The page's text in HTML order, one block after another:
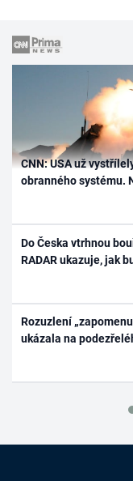
CNN: USA už
obranného systému.
Do Česka vtrhnou
RADAR ukazuje, jak
Rozuzlení
ukázala na